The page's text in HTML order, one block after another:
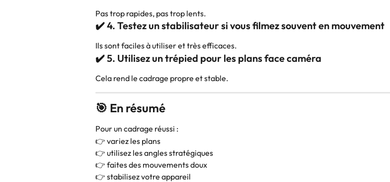
Pas trop rapides, pas trop lents.
✔️ 4. Testez un stabilisateur si vous filmez souvent en mouvement
Ils sont faciles à utiliser et très efficaces.
✔️ 5. Utilisez un trépied pour les plans face caméra
Cela rend le cadrage propre et stable.
🎯 En résumé
Pour un cadrage réussi :
👉 variez les plans
👉 utilisez les angles stratégiques
👉 faites des mouvements doux
👉 stabilisez votre appareil